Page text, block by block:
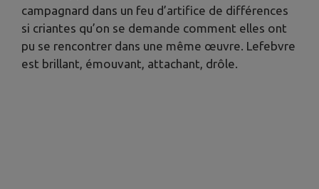
campagnard dans un feu d’artifice de différences
si criantes qu’on se demande comment elles ont
pu se rencontrer dans une même œuvre. Lefebvre
est brillant, émouvant, attachant, drôle.